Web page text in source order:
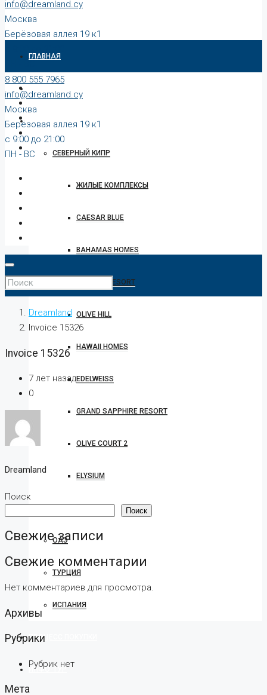
info@dreamland.cy
Москва
Берёзовая аллея 19 к1
ГЛАВНАЯ
СТРАНЫ
СЕВЕРНЫЙ КИПР
ЖИЛЫЕ КОМПЛЕКСЫ
CAESAR BLUE
BAHAMAS HOMES
CAESAR RESORT
OLIVE HILL
HAWAII HOMES
EDELWEISS
GRAND SAPPHIRE RESORT
OLIVE COURT 2
ELYSIUM
ОАЭ
ТУРЦИЯ
ИСПАНИЯ
ПРОЦЕСС ПОКУПКИ
ИНФО-ТУР
8 800 555 7965
info@dreamland.cy
Москва
Берёзовая аллея 19 к1
c 9:00 до 21:00
ПН - ВС
Dreamland
Invoice 15326
Invoice 15326
7 лет назад
0
Dreamland
Поиск
Поиск
Свежие записи
Свежие комментарии
Нет комментариев для просмотра.
Архивы
Рубрики
Рубрик нет
Мета